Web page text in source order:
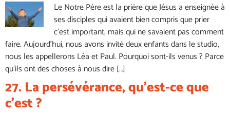
Le Notre Père est la prière que Jésus a enseignée à
ses disciples qui avaient bien compris que prier
c’est important, mais qui ne savaient pas comment
faire. Aujourd’hui, nous avons invité deux enfants dans le studio,
nous les appellerons Léa et Paul. Pourquoi sont-ils venus ? Parce
qu’ils ont des choses à nous dire […]
27. La persévérance, qu’est-ce que
c’est ?